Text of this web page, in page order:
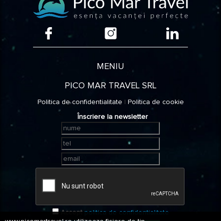
Bacau
Braila
MENIU
PICO MAR TRAVEL SRL
Politica de confidentialitate | Politica de cookie
Înscriere la newsletter
Acceptpolitica de confidentialitate